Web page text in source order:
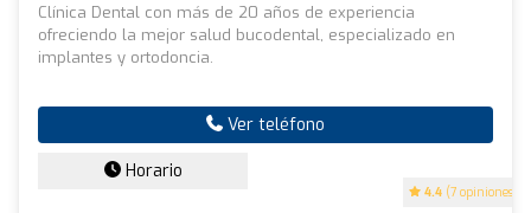
4.4 (7 opiniones)
Clínica Dental con más de 20 años de experiencia
ofreciendo la mejor salud bucodental, especializado en
implantes y ortodoncia.
Ver teléfono
Horario